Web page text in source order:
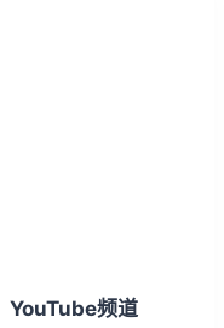
YouTube频道